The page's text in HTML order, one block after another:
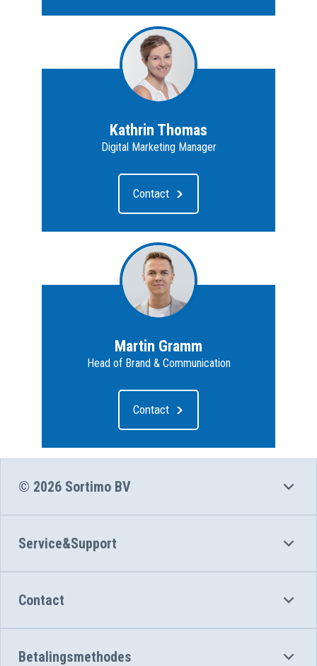
Kathrin Thomas
Digital Marketing Manager
Contact
Martin Gramm
Head of Brand & Communication
Contact
© 2026 Sortimo BV
Service&Support
Contact
Betalingsmethodes